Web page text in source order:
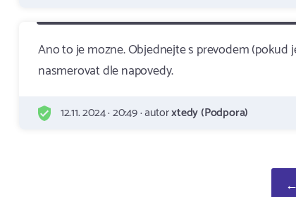
Ano to je mozne. Objednejte s prevodem (pokud
nasmerovat dle napovedy.
12.11. 2024 · 20:49 · autorxtedy (Podpora)